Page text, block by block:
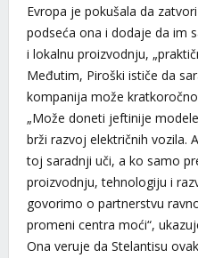
Evropa je pokušala da
podseća ona i dodaje da im
i lokalnu proizvodnju,
Međutim, Piroški ističe da
kompanija može
„Može doneti jeftinije
brži razvoj električnih vozila.
toj saradnji uči, a ko samo
proizvodnju, tehnologiju i
govorimo o partnerstvu
promeni centra moći“,
Ona veruje da Stelantisu